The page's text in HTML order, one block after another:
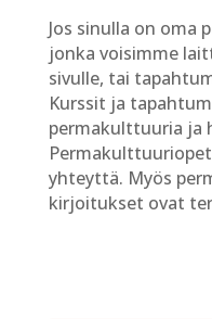
Jos sinulla on oma
jonka voisimme
sivulle, tai
Kurssit ja
permakulttuuria ja
yhteyttä. Myös
kirjoitukset ovat